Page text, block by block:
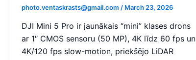
photo.ventaskrasts@gmail.com / March 23, 2026
DJI Mini 5 Pro ir jaunākais “mini” klases drons
ar 1″ CMOS sensoru (50 MP), 4K līdz 60 fps un
4K/120 fps slow-motion, priekšējo LiDAR